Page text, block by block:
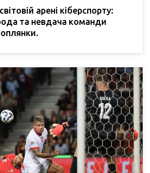
арені кіберспорту:
та невдача команди